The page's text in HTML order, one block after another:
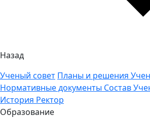
Назад
Ученый совет Планы и решения
Нормативные документы Состав
История Ректор
Образование